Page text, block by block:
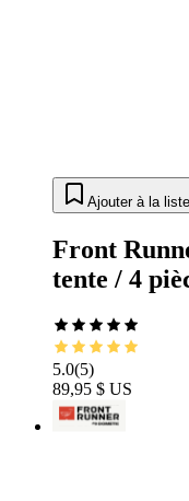
Ajouter à la
Front
tente / 4
5.0(5)
89,95 $ US